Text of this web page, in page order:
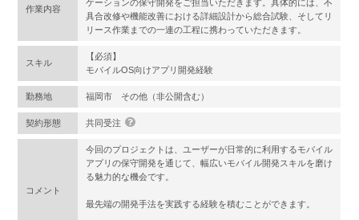
作業内容
ケーションの保守開発をご担当いただきます。具体的には、不
具合改修や機能改善における詳細設計から総合試験、そしてリ
リース作業までの一連の工程に携わっていただきます。
スキル
【必須】
モバイルOS向けアプリ開発経験
勤務地 福岡市 その他（非公開含む）
契約形態 共同受注
コメント
今回のプロジェクトは、ユーザーが日常的に利用するモバイル
アプリの保守開発を通じて、幅広いモバイル開発スキルを磨け
る魅力的な機会です。
最先端の開発手法を実践する経験を積むことができます。